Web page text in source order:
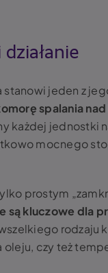
stanowi jeden z
spalania
każdej jednostki
mocnego
prostym
są kluczowe dla
rodzaju
czy też